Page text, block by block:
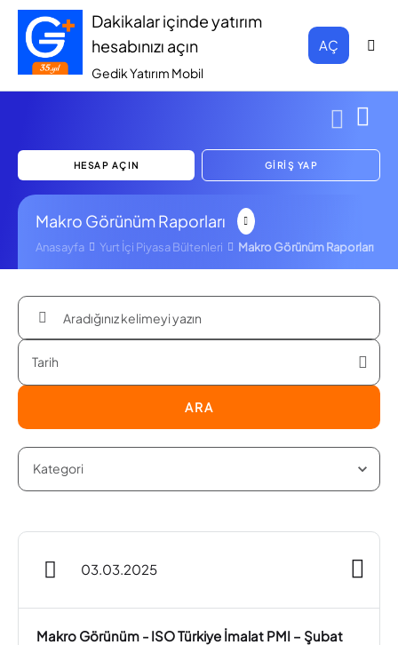
Dakikalar içinde yatırım
hesabınızı açın
Gedik Yatırım Mobil
AÇ
HESAP AÇIN GİRİŞ YAP
Makro Görünüm Raporları
Anasayfa Yurt İçi Piyasa Bültenleri Makro Görünüm Raporları
ARA
03.03.2025
Makro Görünüm - ISO Türkiye İmalat PMI – Şubat